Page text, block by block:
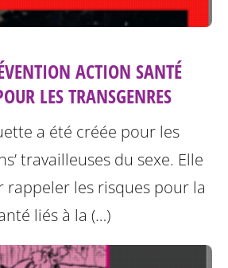
ACTION SANTÉ
LES TRANSGENRES
a été créée pour les
travailleuses du sexe. Elle
rappeler les risques pour la
liés à la (…)